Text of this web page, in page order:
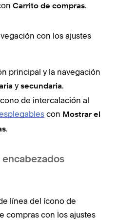
Carrito de compras.
con los ajustes
principal y la navegación
y secundaria.
de intercalación al
con Mostrar el
.
encabezados
línea del ícono de
compras con los ajustes